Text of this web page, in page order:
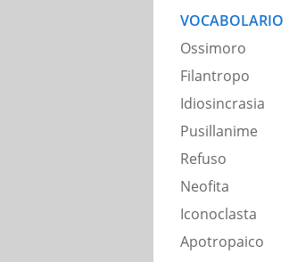
VOCABOLARIO
Ossimoro
Filantropo
Idiosincrasia
Pusillanime
Refuso
Neofita
Iconoclasta
Apotropaico